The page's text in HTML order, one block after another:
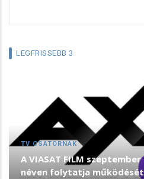
LEGFRISSEBB 3
TV CSATORNÁK
A VIASAT FILM
néven folytatja működését